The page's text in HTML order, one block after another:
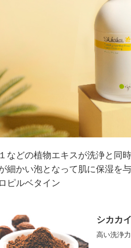
などの植物エキスが洗浄と同
かい泡となって肌に保湿を与
ピルベタイン
シカカ
高い洗浄